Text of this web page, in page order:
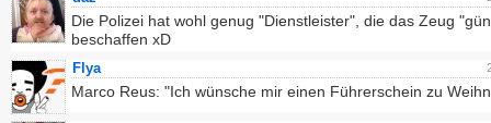
Die Polizei hat wohl genug "Dienstleister", die das Zeug
beschaffen xD
Flya
Marco Reus: "Ich wünsche mir einen Führerschein zu